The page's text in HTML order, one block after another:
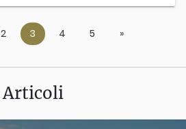
2 3 4 5 »Next
Articoli